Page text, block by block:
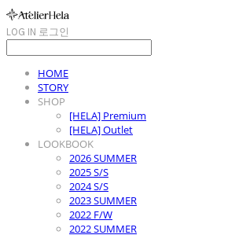
LOG IN 로그인
HOME
STORY
SHOP
[HELA] Premium
[HELA] Outlet
LOOKBOOK
2026 SUMMER
2025 S/S
2024 S/S
2023 SUMMER
2022 F/W
2022 SUMMER